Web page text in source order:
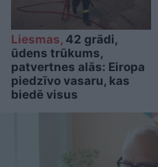
Liesmas, 42 grādi,
ūdens trūkums,
patvertnes alās: Eiropa
piedzīvo vasaru, kas
biedē visus